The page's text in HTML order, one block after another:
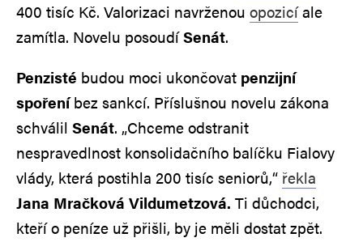
400 tisíc Kč. Valorizaci navrženou opozicíale
zamítla. Novelu posoudíSenát.
Penzisté budou moci ukončovat penzijní
spořeníbez sankcí. Příslušnou novelu zákona
schválil Senát. „Chceme odstranit
nespravedlnost konsolidačního balíčku Fialovy
vlády, která postihla 200 tisíc seniorů,“ řekla
Jana Mračková Vildumetzová. Ti důchodci,
kteří o peníze už přišli, by je měli dostat zpět.